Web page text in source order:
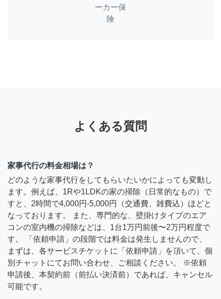
ーカー保
険
よくある質問
家事代行の料金相場は？
どのような家事代行をしてもらいたいかによっても変動し
ます。例えば、1Rや1LDKの家の掃除（日常的なもの）で
すと、2時間で4,000円-5,000円（交通費、雑費込）ほどと
なっております。 また、専門的な、壁掛けタイプのエア
コンの室内機の掃除などは、1台1万円前後〜2万円程度で
す。 「依頼申請」の段階では料金は発生しませんので、
まずは、各サービスチケットに「依頼申請」を頂いて、個
別チャットにてお問い合わせ、ご相談ください。 ※依頼
申請後、本契約前（前払い決済前）であれば、キャンセル
可能です。